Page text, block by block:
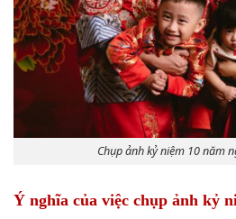
Chụp ảnh kỷ niệm 10 năm
Ý nghĩa của việc chụp ảnh kỷ